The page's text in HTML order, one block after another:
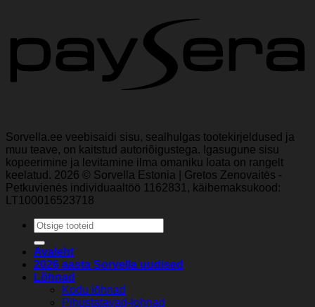
Sorvella.ee veebisaidi sisu, sealhulgas tootekirjeldused ja
muu teave, on kaitstud autoriõigustega. Igasugune sisu
kopeerimine ja levitamine ilma omaniku loata on rangelt
keelatud. 2026 © Sorvella Estonia | Gretos Zenovaitės -
Petkuvienės individuaaltöö 1162831, käibemaksukood:
LT100016523718
Otsi:
Avaleht
2026 aasta Sorvella uudised
Lõhnad
Kodu lõhnad
Pihustatavad-lohnad